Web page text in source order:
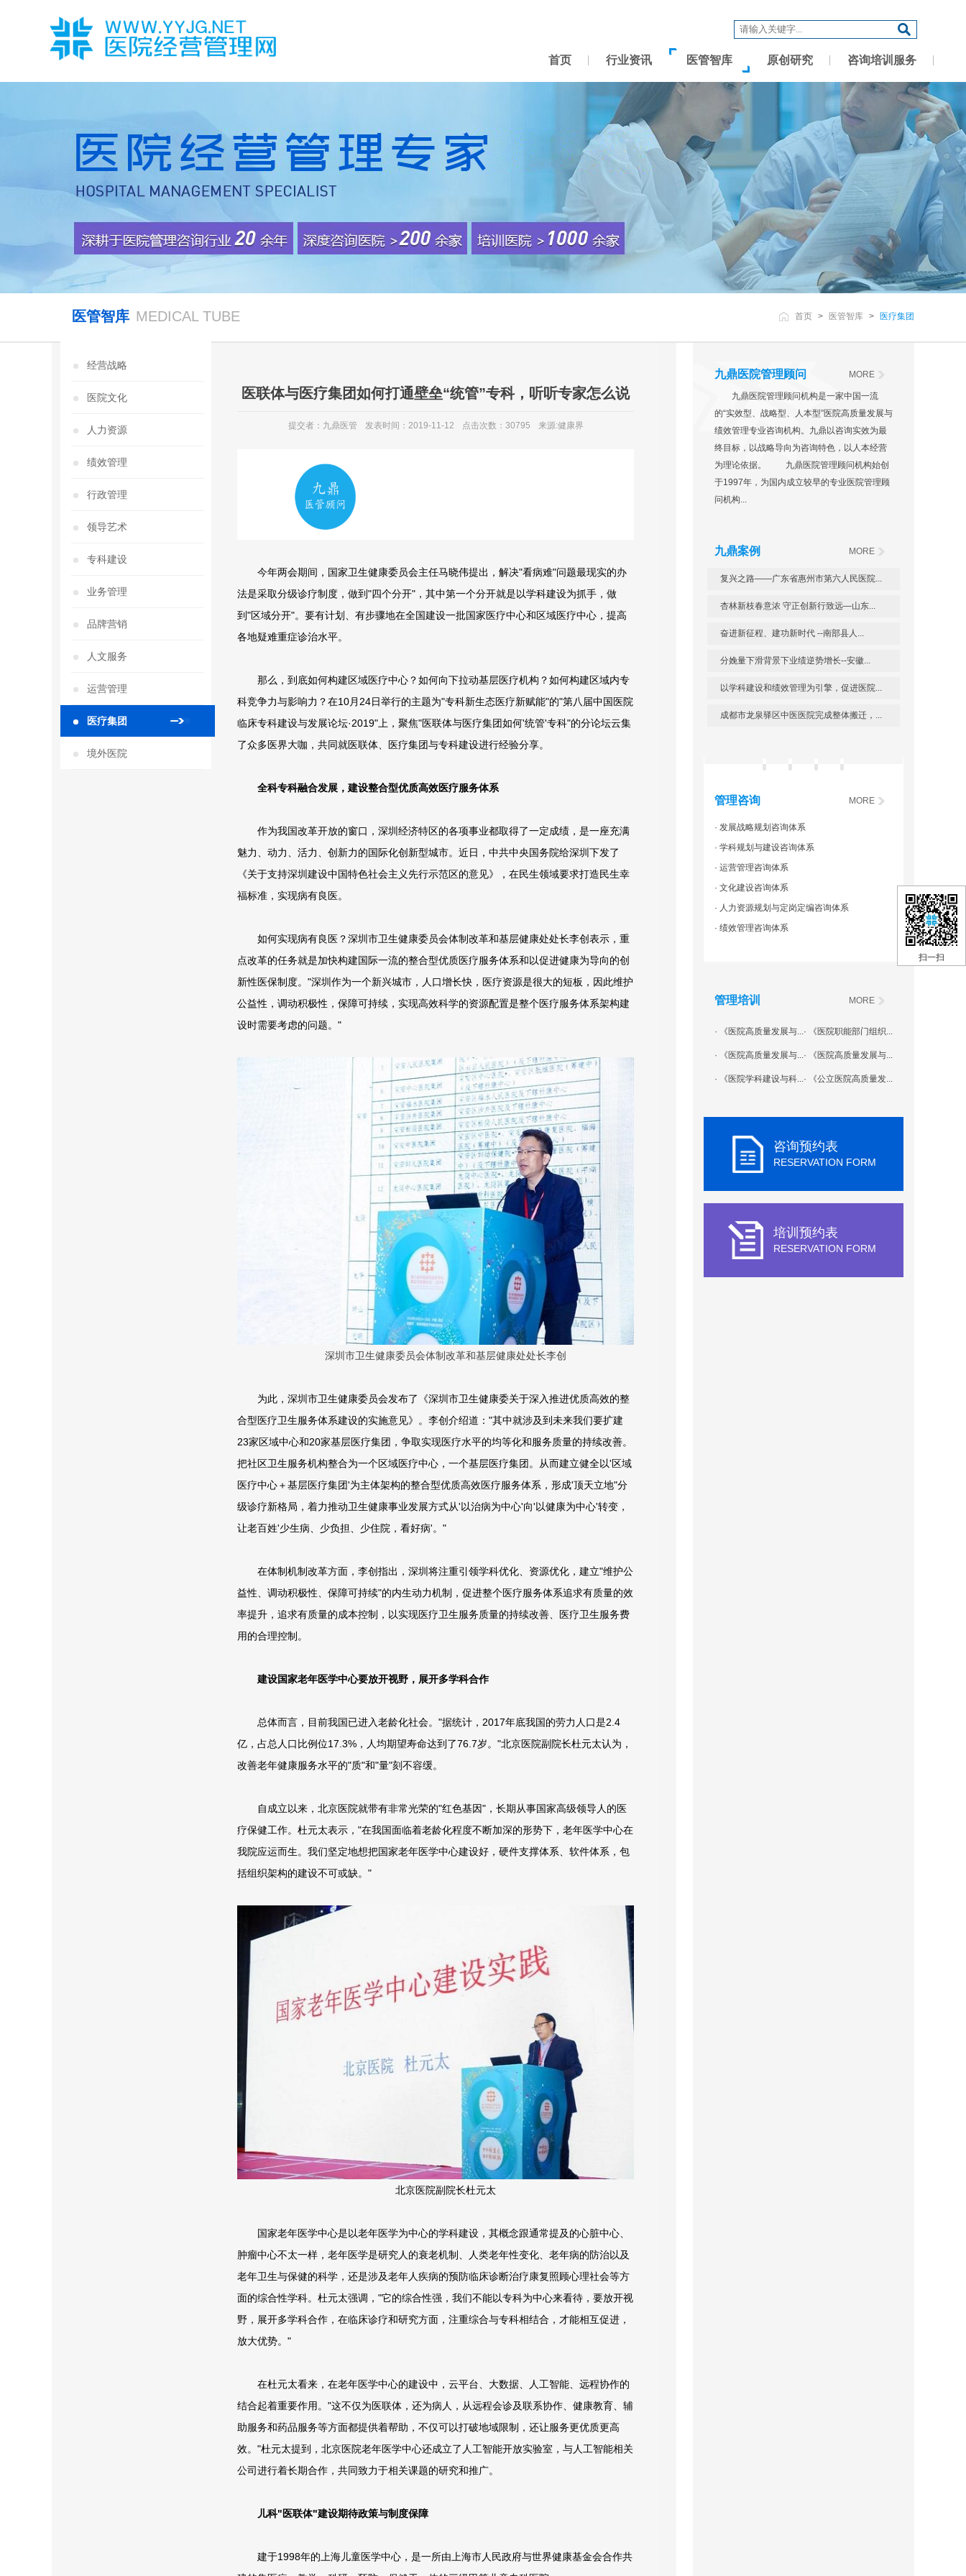
首页 行业资讯 医管智库 原创研究 咨询培训服务
医管智库 MEDICAL TUBE 首页 > 医管智库 > 医疗集团
经营战略
医院文化
人力资源
绩效管理
行政管理
领导艺术
专科建设
业务管理
品牌营销
人文服务
运营管理
医疗集团
境外医院
医联体与医疗集团如何打通壁垒“统管”专科，听听专家怎么说
提交者：九鼎医管 发表时间：2019-11-12 点击次数：30795 来源:健康界
今年两会期间，国家卫生健康委员会主任马晓伟提出，解决"看病难"问题最现实的办
法是采取分级诊疗制度，做到"四个分开"，其中第一个分开就是以学科建设为抓手，做
到"区域分开"。要有计划、有步骤地在全国建设一批国家医疗中心和区域医疗中心，提高
各地疑难重症诊治水平。
那么，到底如何构建区域医疗中心？如何向下拉动基层医疗机构？如何构建区域内专
科竞争力与影响力？在10月24日举行的主题为"专科新生态医疗新赋能"的"第八届中国医院
临床专科建设与发展论坛·2019"上，聚焦"医联体与医疗集团如何'统管'专科"的分论坛云集
了众多医界大咖，共同就医联体、医疗集团与专科建设进行经验分享。
全科专科融合发展，建设整合型优质高效医疗服务体系
作为我国改革开放的窗口，深圳经济特区的各项事业都取得了一定成绩，是一座充满
魅力、动力、活力、创新力的国际化创新型城市。近日，中共中央国务院给深圳下发了
《关于支持深圳建设中国特色社会主义先行示范区的意见》，在民生领域要求打造民生幸
福标准，实现病有良医。
如何实现病有良医？深圳市卫生健康委员会体制改革和基层健康处处长李创表示，重
点改革的任务就是加快构建国际一流的整合型优质医疗服务体系和以促进健康为导向的创
新性医保制度。"深圳作为一个新兴城市，人口增长快，医疗资源是很大的短板，因此维护
公益性，调动积极性，保障可持续，实现高效科学的资源配置是整个医疗服务体系架构建
设时需要考虑的问题。"
深圳市卫生健康委员会体制改革和基层健康处处长李创
为此，深圳市卫生健康委员会发布了《深圳市卫生健康委关于深入推进优质高效的整
合型医疗卫生服务体系建设的实施意见》。李创介绍道："其中就涉及到未来我们要扩建
23家区域中心和20家基层医疗集团，争取实现医疗水平的均等化和服务质量的持续改善。
把社区卫生服务机构整合为一个区域医疗中心，一个基层医疗集团。从而建立健全以'区域
医疗中心＋基层医疗集团'为主体架构的整合型优质高效医疗服务体系，形成'顶天立地"分
级诊疗新格局，着力推动卫生健康事业发展方式从'以治病为中心'向'以健康为中心'转变，
让老百姓'少生病、少负担、少住院，看好病'。"
在体制机制改革方面，李创指出，深圳将注重引领学科优化、资源优化，建立"维护公
益性、调动积极性、保障可持续"的内生动力机制，促进整个医疗服务体系追求有质量的效
率提升，追求有质量的成本控制，以实现医疗卫生服务质量的持续改善、医疗卫生服务费
用的合理控制。
建设国家老年医学中心要放开视野，展开多学科合作
总体而言，目前我国已进入老龄化社会。"据统计，2017年底我国的劳力人口是2.4
亿，占总人口比例位17.3%，人均期望寿命达到了76.7岁。"北京医院副院长杜元太认为，
改善老年健康服务水平的"质"和"量"刻不容缓。
自成立以来，北京医院就带有非常光荣的"红色基因"，长期从事国家高级领导人的医
疗保健工作。杜元太表示，"在我国面临着老龄化程度不断加深的形势下，老年医学中心在
我院应运而生。我们坚定地想把国家老年医学中心建设好，硬件支撑体系、软件体系，包
括组织架构的建设不可或缺。"
北京医院副院长杜元太
国家老年医学中心是以老年医学为中心的学科建设，其概念跟通常提及的心脏中心、
肿瘤中心不太一样，老年医学是研究人的衰老机制、人类老年性变化、老年病的防治以及
老年卫生与保健的科学，还是涉及老年人疾病的预防临床诊断治疗康复照顾心理社会等方
面的综合性学科。杜元太强调，"它的综合性强，我们不能以专科为中心来看待，要放开视
野，展开多学科合作，在临床诊疗和研究方面，注重综合与专科相结合，才能相互促进，
放大优势。"
在杜元太看来，在老年医学中心的建设中，云平台、大数据、人工智能、远程协作的
结合起着重要作用。"这不仅为医联体，还为病人，从远程会诊及联系协作、健康教育、辅
助服务和药品服务等方面都提供着帮助，不仅可以打破地域限制，还让服务更优质更高
效。"杜元太提到，北京医院老年医学中心还成立了人工智能开放实验室，与人工智能相关
公司进行着长期合作，共同致力于相关课题的研究和推广。
儿科"医联体"建设期待政策与制度保障
建于1998年的上海儿童医学中心，是一所由上海市人民政府与世界健康基金会合作共
九鼎医院管理顾问 MORE
九鼎医院管理顾问机构是一家中国一流
的“实效型、战略型、人本型”医院高质量发展与
绩效管理专业咨询机构。九鼎以咨询实效为最
终目标，以战略导向为咨询特色，以人本经营
为理论依据。 九鼎医院管理顾问机构始创
于1997年，为国内成立较早的专业医院管理顾
问机构...
九鼎案例 MORE
复兴之路——广东省惠州市第六人民医院...
杏林新枝春意浓 守正创新行致远—山东...
奋进新征程、建功新时代 --南部县人...
分娩量下滑背景下业绩逆势增长--安徽...
以学科建设和绩效管理为引擎，促进医院...
成都市龙泉驿区中医医院完成整体搬迁，...
管理咨询 MORE
· 发展战略规划咨询体系
· 学科规划与建设咨询体系
· 运营管理咨询体系
· 文化建设咨询体系
· 人力资源规划与定岗定编咨询体系
· 绩效管理咨询体系
管理培训 MORE
· 《医院高质量发展与...· 《医院职能部门组织...
· 《医院高质量发展与...· 《医院高质量发展与...
· 《医院学科建设与科...· 《公立医院高质量发...
咨询预约表
RESERVATION FORM
培训预约表
RESERVATION FORM
扫一扫